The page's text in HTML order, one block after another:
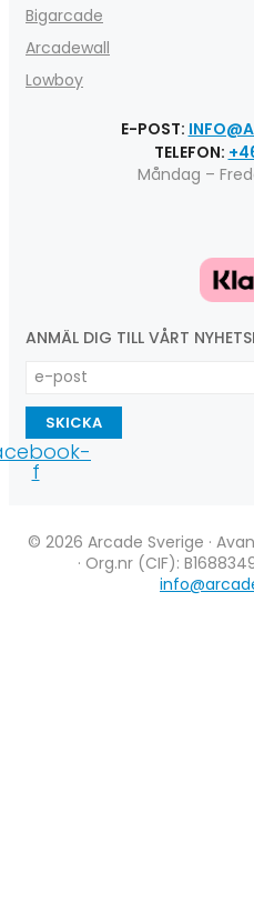
Bigarcade
Arcadewall
Lowboy
E-POST:
TELEFON:
Måndag –
ANMÄL DIG TILL VÅRT
SKICKA
f
© 2026 Arcade Sverige ·
· Org.nr (CIF):